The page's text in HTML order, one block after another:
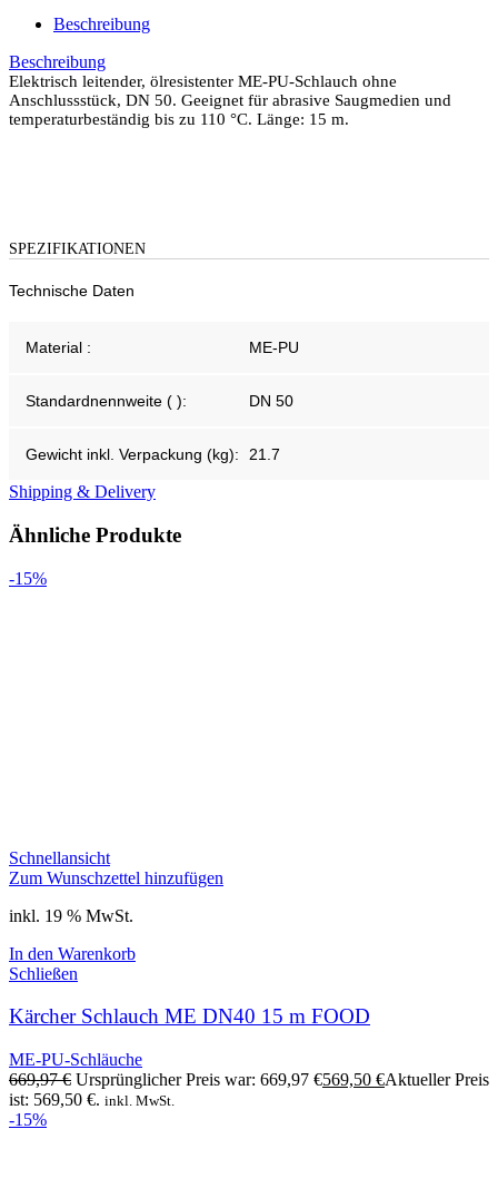
Beschreibung
Beschreibung
Elektrisch leitender, ölresistenter ME-PU-Schlauch ohne
Anschlussstück, DN 50. Geeignet für abrasive Saugmedien und
temperaturbeständig bis zu 110 °C. Länge: 15 m.
SPEZIFIKATIONEN
Technische Daten
Material : ME-PU
Standardnennweite ( ): DN 50
Gewicht inkl. Verpackung (kg): 21.7
Shipping & Delivery
Ähnliche Produkte
-15%
Schnellansicht
Zum Wunschzettel hinzufügen
inkl. 19 % MwSt.
In den Warenkorb
Schließen
Kärcher Schlauch ME DN40 15 m FOOD
ME-PU-Schläuche
669,97€ Ursprünglicher Preis war: 669,97 €569,50 €Aktueller Preis
ist: 569,50 €. inkl. MwSt.
-15%